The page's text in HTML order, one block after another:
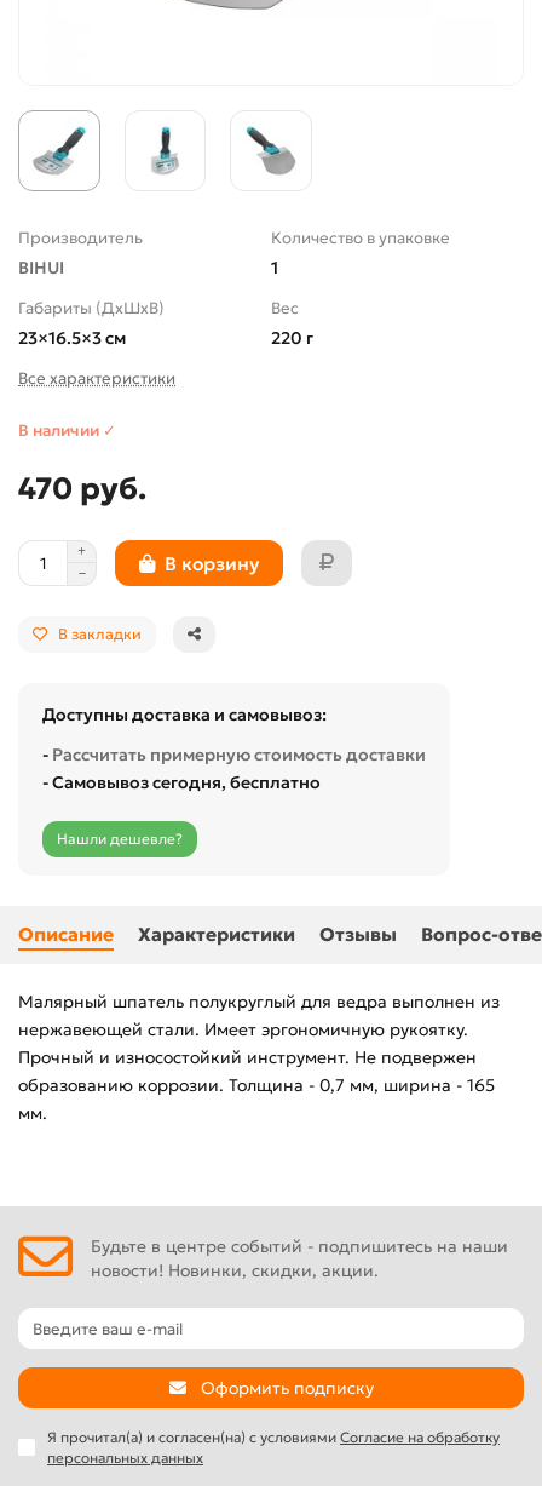
Производитель
BIHUI
Количество в упаковке
1
Габариты (ДхШхВ)
23×16.5×3 см
Вес
220 г
Все характеристики
В наличии ✓
470 руб.
В корзину
В закладки
Доступны доставка и самовывоз:
- Рассчитать примерную стоимость доставки
- Самовывоз сегодня, бесплатно
Нашли дешевле?
Описание Характеристики Отзывы Вопрос-
Малярный шпатель полукруглый для ведра выполнен из
нержавеющей стали. Имеет эргономичную рукоятку.
Прочный и износостойкий инструмент. Не подвержен
образованию коррозии. Толщина - 0,7 мм, ширина - 165
мм.
Будьте в центре событий - подпишитесь на наши
новости! Новинки, скидки, акции.
Оформить подписку
Я прочитал(а) и согласен(на) с условиями Согласие на обработку
персональных данных